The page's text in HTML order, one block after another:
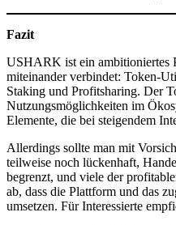
Fazit
USHARK ist ein ambitioniertes
miteinander verbindet: Token-
Staking und Profitsharing. Der
Nutzungsmöglichkeiten im
Elemente, die bei steigendem
Allerdings sollte man mit
teilweise noch lückenhaft,
begrenzt, und viele der
ab, dass die Plattform und das
umsetzen. Für Interessierte